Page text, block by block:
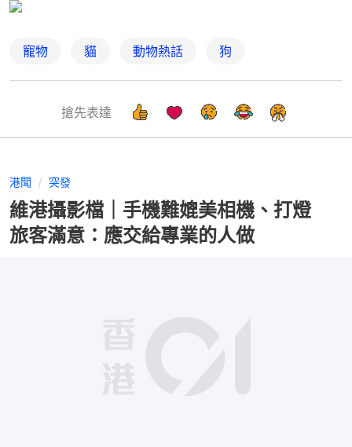
寵物 貓 動物熱話 狗
搶先表達
港聞 突發
維港攝影檔｜手機難媲美相機、打燈
旅客滿意：應交給專業的人做